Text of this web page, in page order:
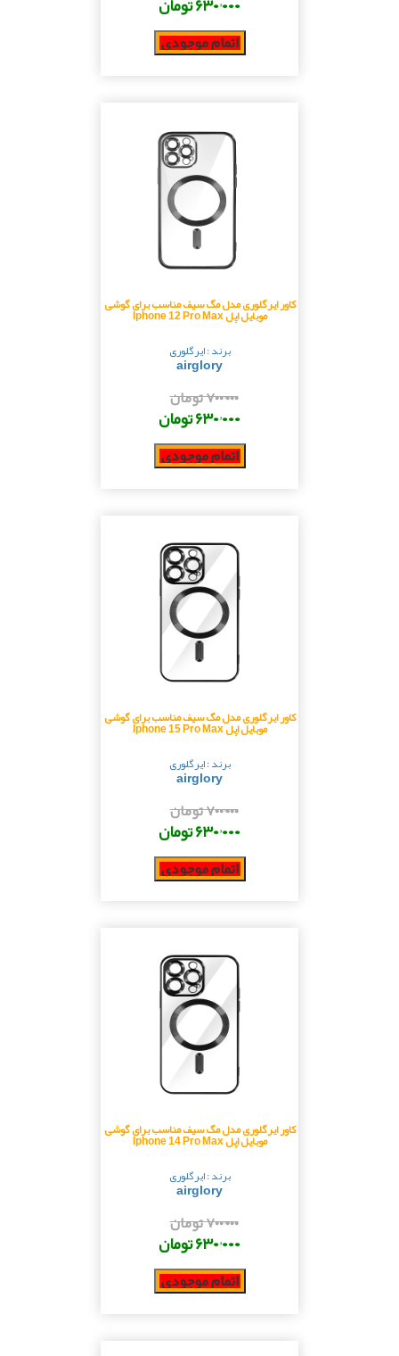
اتمام موجودی
کاور ایرگلوری مدل مگ سیف مناسب برای گوشی
موبایل اپل Iphone 12 Pro Max
برند : ایرگلوری
airglory
۷۰۰٬۰۰۰ تومان
۶۳۰٬۰۰۰ تومان
اتمام موجودی
کاور ایرگلوری مدل مگ سیف مناسب برای گوشی
موبایل اپل Iphone 15 Pro Max
برند : ایرگلوری
airglory
۷۰۰٬۰۰۰ تومان
۶۳۰٬۰۰۰ تومان
اتمام موجودی
کاور ایرگلوری مدل مگ سیف مناسب برای گوشی
موبایل اپل Iphone 14 Pro Max
برند : ایرگلوری
airglory
۷۰۰٬۰۰۰ تومان
۶۳۰٬۰۰۰ تومان
اتمام موجودی